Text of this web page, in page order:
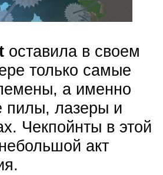
оставила в своем
только самые
а именно
лазеры и
Чекпойнты в этой
акт